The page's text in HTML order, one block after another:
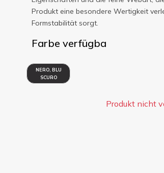
Produkt eine besondere Wertigkeit
Formstabilität sorgt.
Farbe verfügba
NERO, BLU
SCURO
Produkt nicht